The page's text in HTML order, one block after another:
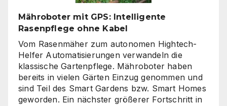
Mähroboter mit GPS: Intelligente
Rasenpflege ohne Kabel
Vom Rasenmäher zum autonomen Hightech-
Helfer Automatisierungen verwandeln die
klassische Gartenpflege. Mähroboter haben
bereits in vielen Gärten Einzug genommen und
sind Teil des Smart Gardens bzw. Smart Homes
geworden. Ein nächster größerer Fortschritt in